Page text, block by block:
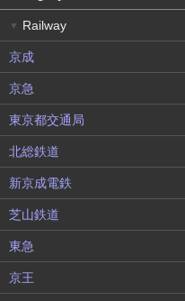
▼ Railway
京成
京急
東京都交通局
北総鉄道
新京成電鉄
芝山鉄道
東急
京王